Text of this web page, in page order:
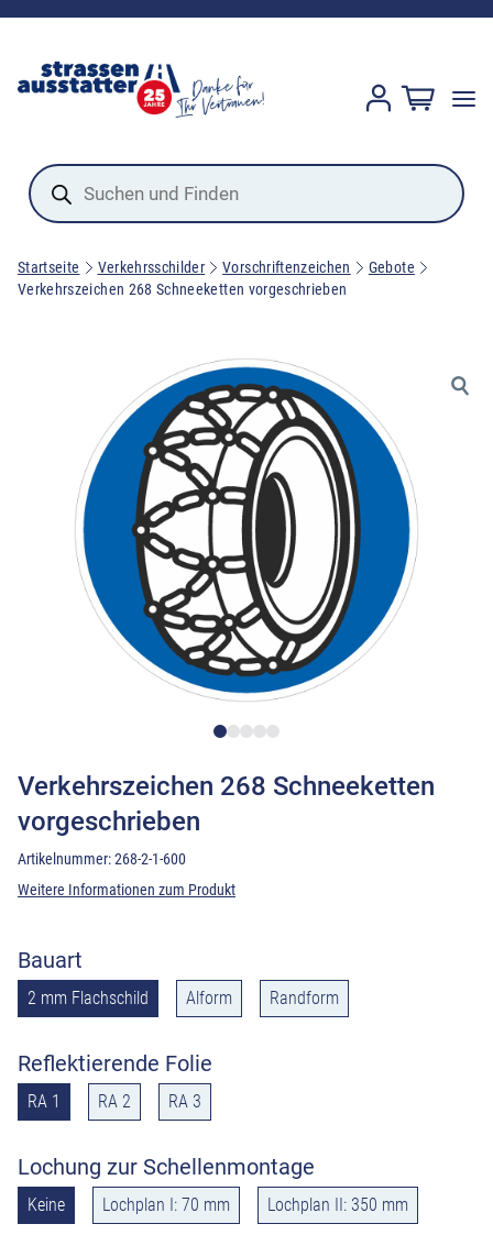
Products
search
Startseite Verkehrsschilder Vorschriftenzeichen
Gebote
Verkehrszeichen 268 Schneeketten vorgeschrieben
Verkehrszeichen 268 Schneeketten
vorgeschrieben
Artikelnummer:268-2-1-600
Weitere Informationen zum Produkt
Bauart
2 mm Flachschild Alform Randform
Reflektierende Folie
RA 1 RA 2 RA 3
Lochung zur Schellenmontage
Keine Lochplan I: 70 mm Lochplan II: 350 mm